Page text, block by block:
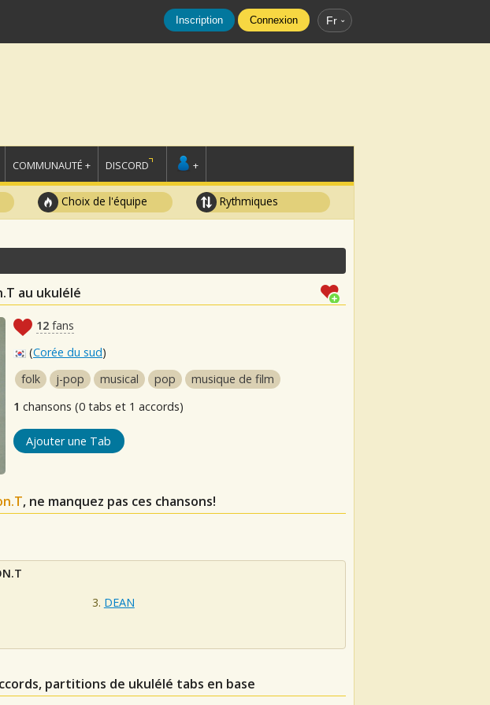
Inscription Connexion Fr
COMMUNAUTÉ + DISCORD +
Choix de l'équipe Rythmiques
au ukulélé
12 fans
(Corée du sud)
folk
j-pop musical pop
musique de film
1 chansons (0 tabs et 1 accords)
Ajouter une Tab
, ne manquez pas ces chansons!
DEAN
partitions de ukulélé tabs en base